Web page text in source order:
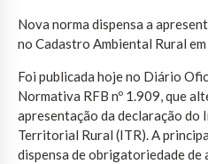
Nova norma dispensa a
no Cadastro Ambiental Rural
Foi publicada hoje no Diário
Normativa RFB nº 1.909, que
apresentação da declaração do
Territorial Rural (ITR). A
dispensa de obrigatoriedade de